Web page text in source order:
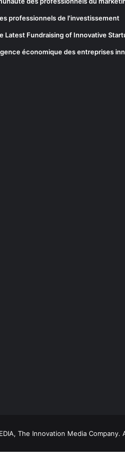
professionnels de l'investissement
Latest Fundraising of Innovative
économique des entreprises
The Innovation Media Company.